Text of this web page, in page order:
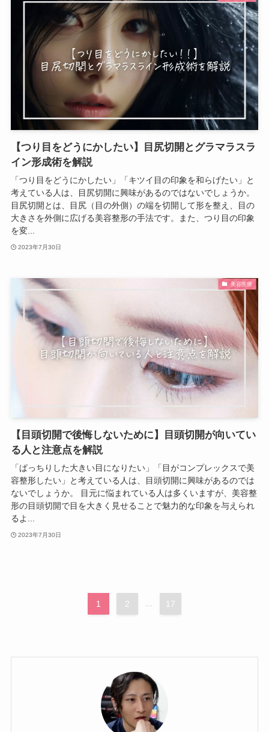
【つり目をどうにかしたい】目尻切開とグラマラスラ
イン形成術を解説
「つり目をどうにかしたい」「キツイ目の印象を和らげたい」と
考えている人は、目尻切開に興味があるのではないでしょうか。
目尻切開とは、目尻（目の外側）の端を切開して形を整え、目の
大きさを外側に広げる美容整形の手法です。また、つり目の印象
を変...
2023年7月30日
美容医療
【目頭切開で後悔しないために】目頭切開が向いてい
る人と注意点を解説
「ぱっちりした大きい目になりたい」「目がコンプレックスで美
容整形したい」と考えている人は、目頭切開に興味があるのでは
ないでしょうか。 目元に悩まれている人は多くいますが、美容整
形の目頭切開で目を大きく見せることで魅力的な印象を与えられ
るよ...
2023年7月30日
1 2 17